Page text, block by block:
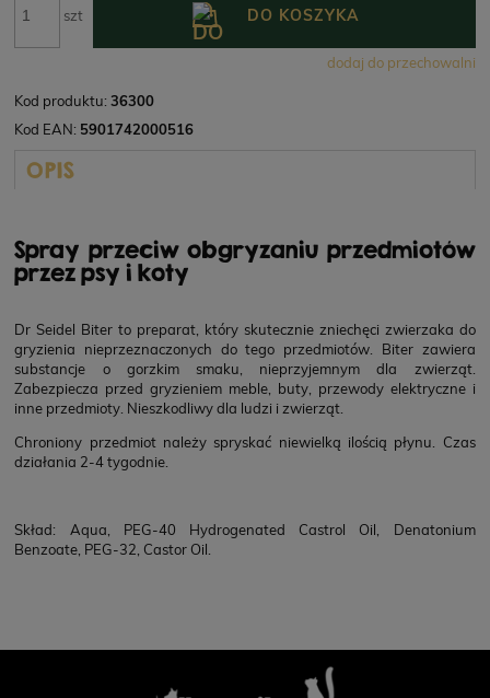
szt DO KOSZYKA
dodaj do przechowalni
Kod produktu: 36300
Kod EAN: 5901742000516
OPIS
Spray przeciw obgryzaniu przedmiotów
przez psy i koty
Dr Seidel Biter to preparat, który skutecznie zniechęci zwierzaka do
gryzienia nieprzeznaczonych do tego przedmiotów. Biter zawiera
substancje o gorzkim smaku, nieprzyjemnym dla zwierząt.
Zabezpiecza przed gryzieniem meble, buty, przewody elektryczne i
inne przedmioty. Nieszkodliwy dla ludzi i zwierząt.
Chroniony przedmiot należy spryskać niewielką ilością płynu. Czas
działania 2-4 tygodnie.
Skład: Aqua, PEG-40 Hydrogenated Castrol Oil, Denatonium
Benzoate, PEG-32, Castor Oil.